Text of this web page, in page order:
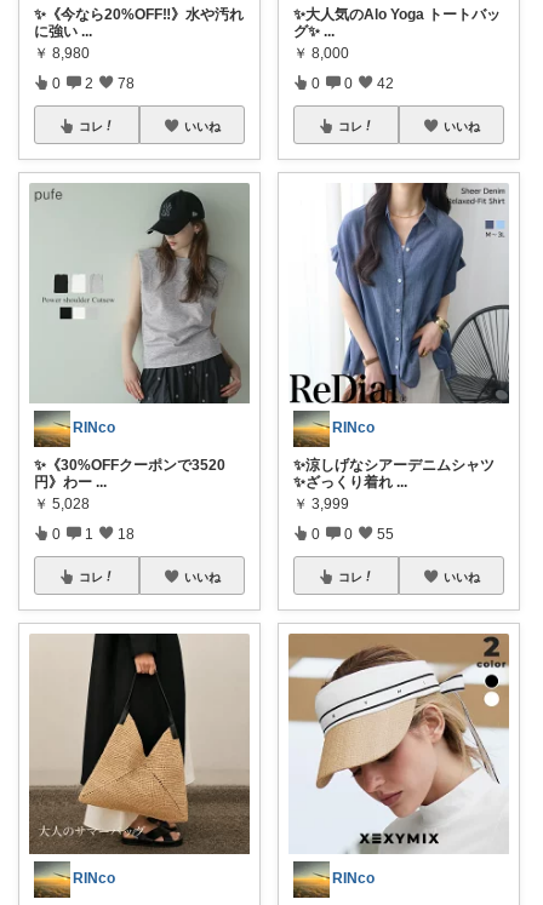
✨《今なら20%OFF‼️》水や汚れ
に強い ...
￥ 8,980
0 2 78
コレ いいね
RINco
✨《30%OFFクーポンで3520
円》わー ...
￥ 5,028
0 1 18
コレ いいね
RINco
✨大人気のAlo Yoga トートバッ
グ✨ ...
￥ 8,000
0 0 42
コレ いいね
RINco
✨涼しげなシアーデニムシャツ
✨ざっくり着れ ...
￥ 3,999
0 0 55
コレ いいね
RINco